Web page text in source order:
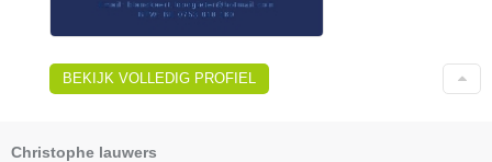
BEKIJK VOLLEDIG PROFIEL
Christophe lauwers